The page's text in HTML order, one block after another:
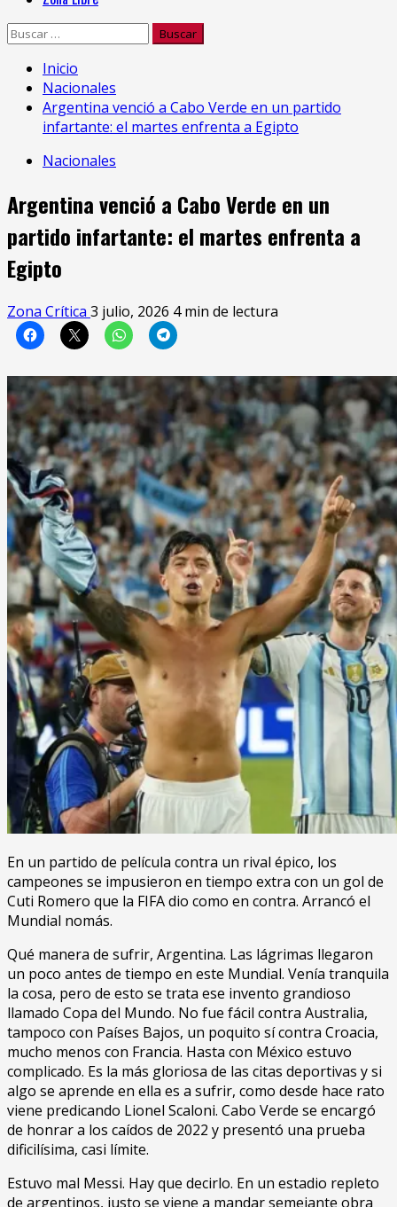
Buscar:
Inicio
Nacionales
Argentina venció a Cabo Verde en un partido
infartante: el martes enfrenta a Egipto
Nacionales
Argentina venció a Cabo Verde en un
partido infartante: el martes enfrenta a
Egipto
Zona Crítica 3 julio, 2026 4 min de lectura
En un partido de película contra un rival épico, los
campeones se impusieron en tiempo extra con un gol de
Cuti Romero que la FIFA dio como en contra. Arrancó el
Mundial nomás.
Qué manera de sufrir, Argentina. Las lágrimas llegaron
un poco antes de tiempo en este Mundial. Venía tranquila
la cosa, pero de esto se trata ese invento grandioso
llamado Copa del Mundo. No fue fácil contra Australia,
tampoco con Países Bajos, un poquito sí contra Croacia,
mucho menos con Francia. Hasta con México estuvo
complicado. Es la más gloriosa de las citas deportivas y si
algo se aprende en ella es a sufrir, como desde hace rato
viene predicando Lionel Scaloni. Cabo Verde se encargó
de honrar a los caídos de 2022 y presentó una prueba
dificilísima, casi límite.
Estuvo mal Messi. Hay que decirlo. En un estadio repleto
de argentinos, justo se viene a mandar semejante obra